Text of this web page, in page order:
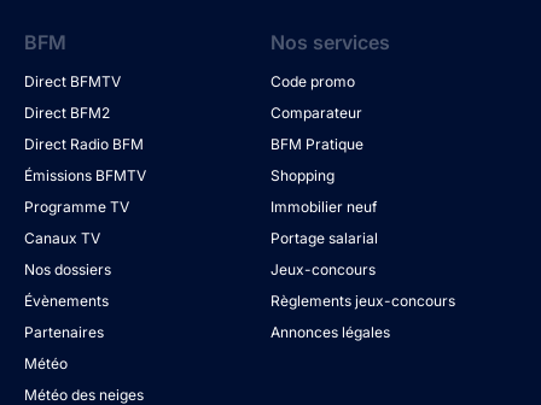
BFM
Direct BFMTV
Direct BFM2
Direct Radio BFM
Émissions BFMTV
Programme TV
Canaux TV
Nos dossiers
Évènements
Partenaires
Météo
Météo des neiges
Nos services
Code promo
Comparateur
BFM Pratique
Shopping
Immobilier neuf
Portage salarial
Jeux-concours
Règlements jeux-concours
Annonces légales